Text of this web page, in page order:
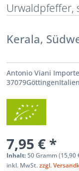
Urwaldpfeffer,
Kerala,
Antonio Viani
37079GöttingenItalien
7,95 € *
Inhalt:50 Gramm (15,90
inkl. MwSt.zzgl.